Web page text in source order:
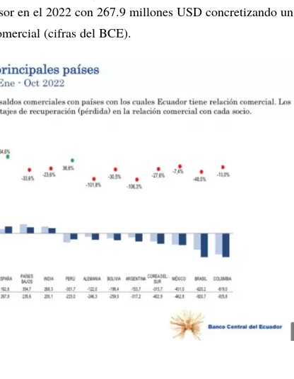
en el 2022 con 267.9 millones USD concretizando un
(cifras del BCE).